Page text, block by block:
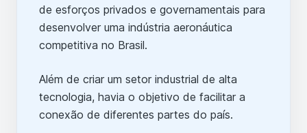
de esforços privados e governamentais para
desenvolver uma indústria aeronáutica
competitiva no Brasil.
Além de criar um setor industrial de alta
tecnologia, havia o objetivo de facilitar a
conexão de diferentes partes do país.